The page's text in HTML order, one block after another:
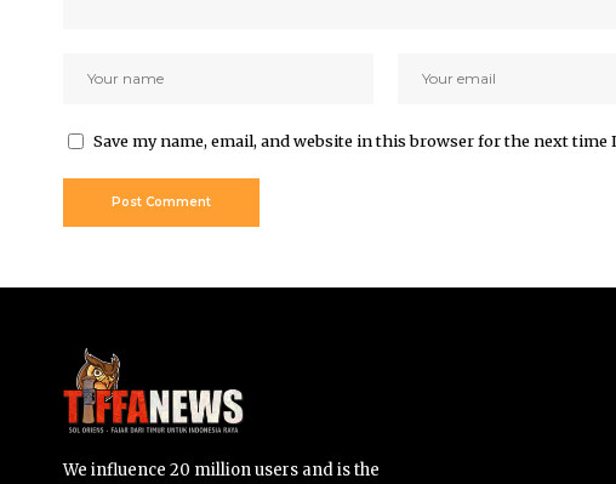
Save my name, email, and website in this browser for the next time
We influence 20 million users and is the